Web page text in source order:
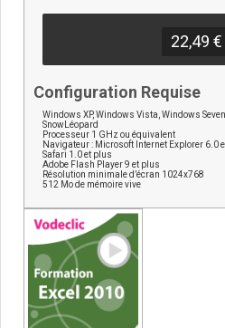
22,49 €
Configuration Requise
Windows XP, Windows Vista, Windows
SnowLéopard
Processeur 1 GHz ou équivalent
Navigateur : Microsoft Internet Explorer 6.0
Safari 1.0 et plus
Adobe Flash Player 9 et plus
Résolution minimale d’écran 1024x768
512 Mo de mémoire vive